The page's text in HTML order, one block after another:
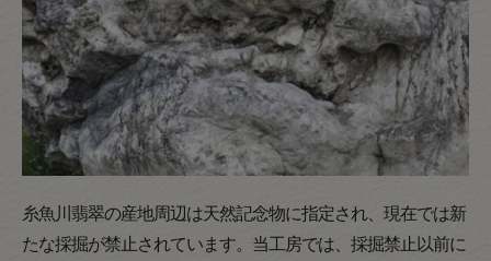
糸魚川翡翠の産地周辺は天然記念物に指定され、現在では新
たな採掘が禁止されています。当工房では、採掘禁止以前に